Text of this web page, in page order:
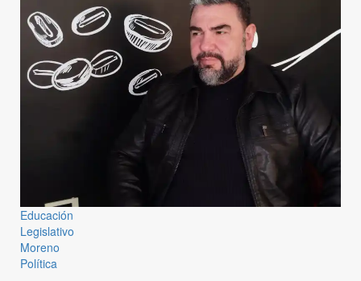
Educación
Legislativo
Moreno
Política